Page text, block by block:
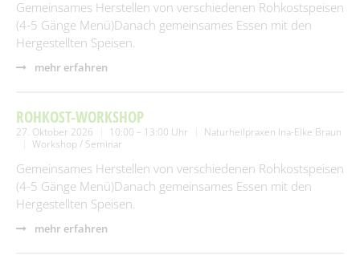
Gemeinsames Herstellen von verschiedenen Rohkostspeisen
(4-5 Gänge Menü)Danach gemeinsames Essen mit den
Hergestellten Speisen.
mehr erfahren
ROHKOST-WORKSHOP
27. Oktober 2026 10:00 – 13:00 Uhr
Naturheilpraxen Ina-Elke Braun
Workshop / Seminar
Gemeinsames Herstellen von verschiedenen Rohkostspeisen
(4-5 Gänge Menü)Danach gemeinsames Essen mit den
Hergestellten Speisen.
mehr erfahren